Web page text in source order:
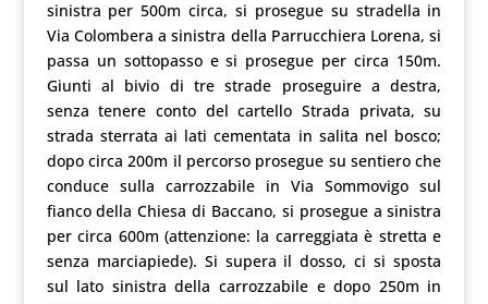
sinistra per 500m circa, si prosegue su stradella in
Via Colombera a sinistra della Parrucchiera Lorena, si
passa un sottopasso e si prosegue per circa 150m.
Giunti al bivio di tre strade proseguire a destra,
senza tenere conto del cartello Strada privata, su
strada sterrata ai lati cementata in salita nel bosco;
dopo circa 200m il percorso prosegue su sentiero che
conduce sulla carrozzabile in Via Sommovigo sul
fianco della Chiesa di Baccano, si prosegue a sinistra
per circa 600m (attenzione: la carreggiata è stretta e
senza marciapiede). Si supera il dosso, ci si sposta
sul lato sinistra della carrozzabile e dopo 250m in